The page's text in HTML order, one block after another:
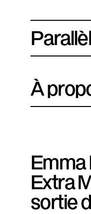
À
Emma
Extra
sortie